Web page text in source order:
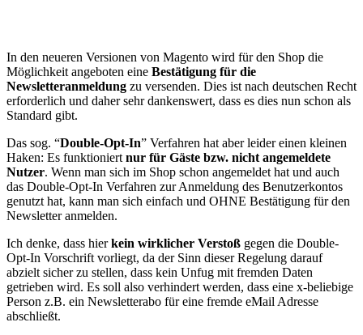
In den neueren Versionen von Magento wird für den Shop die
Möglichkeit angeboten eine Bestätigung für die
Newsletteranmeldung zu versenden. Dies ist nach deutschen Recht
erforderlich und daher sehr dankenswert, dass es dies nun schon als
Standard gibt.
Das sog. “Double-Opt-In” Verfahren hat aber leider einen kleinen
Haken: Es funktioniert nur für Gäste bzw. nicht angemeldete
Nutzer. Wenn man sich im Shop schon angemeldet hat und auch
das Double-Opt-In Verfahren zur Anmeldung des Benutzerkontos
genutzt hat, kann man sich einfach und OHNE Bestätigung für den
Newsletter anmelden.
Ich denke, dass hierkein wirklicher Verstoß gegen die Double-
Opt-In Vorschrift vorliegt, da der Sinn dieser Regelung darauf
abzielt sicher zu stellen, dass kein Unfug mit fremden Daten
getrieben wird. Es soll also verhindert werden, dass eine x-beliebige
Person z.B. ein Newsletterabo für eine fremde eMail Adresse
abschließt.